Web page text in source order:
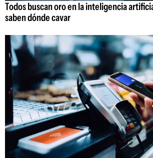
Todos buscan oro en la inteligencia
saben dónde cavar